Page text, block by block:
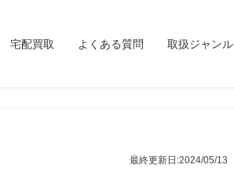
宅配買取 よくある質問 取扱ジャンル
最終更新日:2024/05/13